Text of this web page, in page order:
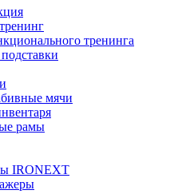
тренинга
мячи
рамы
IRONEXT